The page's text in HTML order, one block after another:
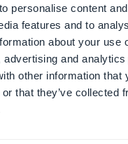
personalise content
features and to
about your use
advertising and
other information that
that they’ve collected
de tu equipo